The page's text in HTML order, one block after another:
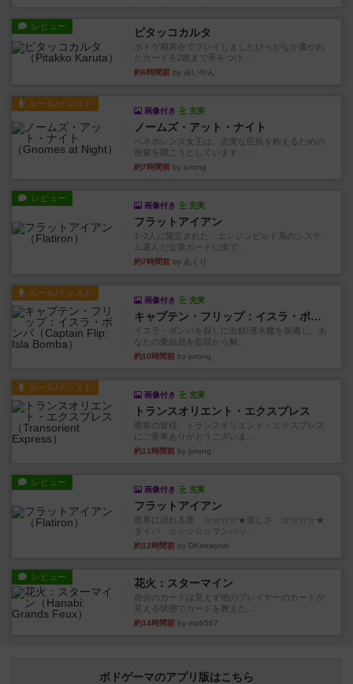
レビュー ピタッコカルタ
ボドゲ相席会でプレイしましたひらがなが書かれ
たカードを2枚まで手をつけ...
約6時間前 by みいやん
ルール/インスト
画像付き 充実
ノームズ・アット・ナイト
ベネボレンス女王は、忠実な臣民を称えるための
祝宴を開こうとしています。...
約7時間前 by jurong
レビュー
画像付き 充実
フラットアイアン
1~2人に限定された、エンジンビルド系のシステ
ム選んだ企業ボードに街で...
約7時間前 by あくり
ルール/インスト
画像付き 充実
キャプテン・フリップ：イスラ・ボンバ
イスラ・ボンバを探しに出航!潜水艦を装備し、あ
なたの乗組員を監獄から解...
約10時間前 by jurong
ルール/インスト
画像付き 充実
トランスオリエント・エクスプレス
乗客の皆様、トランスオリエント・エクスプレス
にご乗車ありがとうございま...
約11時間前 by jurong
レビュー
画像付き 充実
フラットアイアン
世界に浸れる度 ☆☆☆☆★楽しさ ☆☆☆☆★
タイパ ☆☆☆☆☆マンハッ...
約12時間前 by DKnewyork
レビュー 花火：スターマイン
自分のカードは見えず他のプレイヤーのカードが
見える状態でカードを教えた...
約14時間前 by mob567
ボドゲーマのアプリ版はこちら